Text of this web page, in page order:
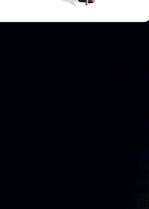
Unser
schätzen
So findet Ihr
Musik von
melancholisch